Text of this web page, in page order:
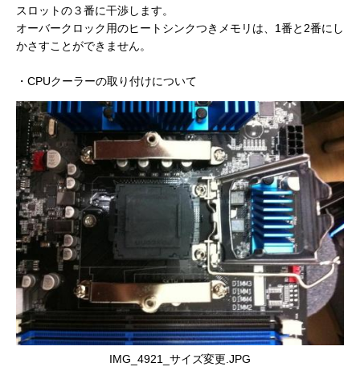
スロットの３番に干渉します。
オーバークロック用のヒートシンクつきメモリは、1番と2番にし
かさすことができません。
・CPUクーラーの取り付けについて
IMG_4921_サイズ変更.JPG